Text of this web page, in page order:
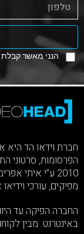
הנני מאשר קבלת
חברת וידאו הד היא
הפרסומות, סרטוני
מפיקים, עורכי
באינטרנט. מבין